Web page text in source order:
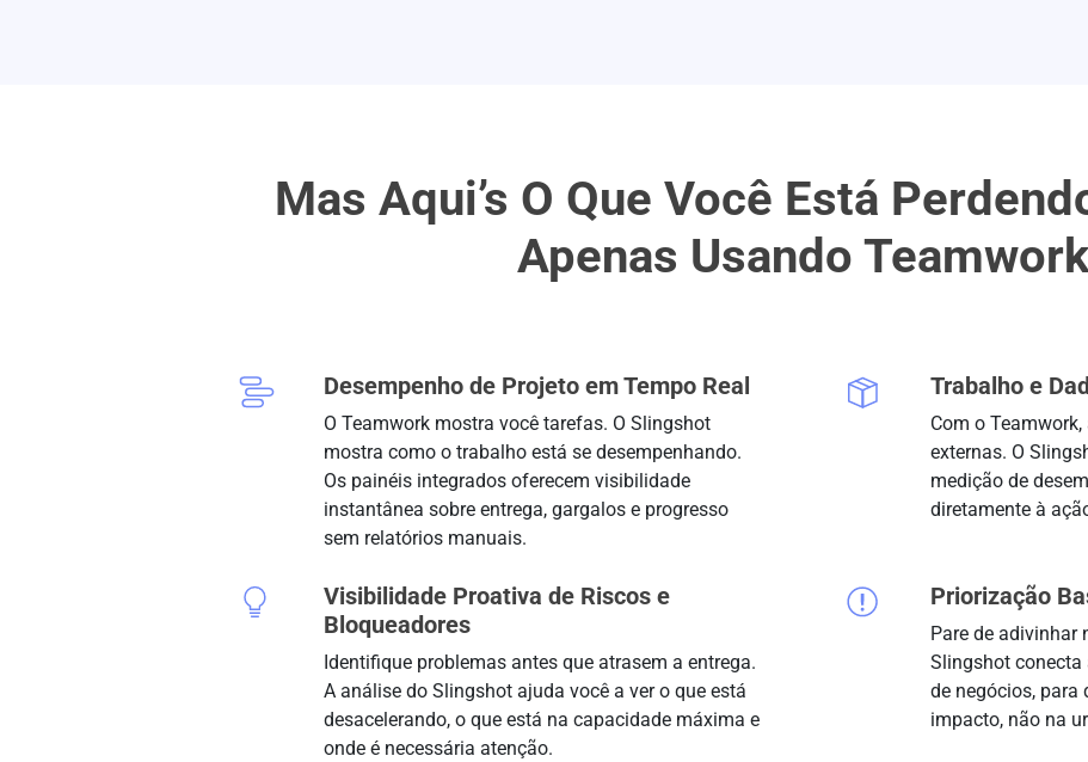
Mas Aqui’s O Que Você Está
Apenas Usando Teamwork
Desempenho de Projeto em Tempo Real
O Teamwork mostra você tarefas. O Slingshot
mostra como o trabalho está se desempenhando.
Os painéis integrados oferecem visibilidade
instantânea sobre entrega, gargalos e progresso
sem relatórios manuais.
Trabalho e
Com o
externas. O
medição de
diretamente à
Visibilidade Proativa de Riscos e
Bloqueadores
Identifique problemas antes que atrasem a entrega.
A análise do Slingshot ajuda você a ver o que está
desacelerando, o que está na capacidade máxima e
onde é necessária atenção.
Priorização
Pare de adivinhar
Slingshot conecta
de negócios, para
impacto, não na